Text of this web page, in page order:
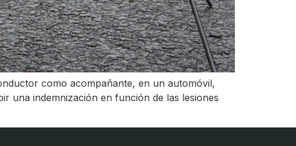
como acompañante, en un automóvil,
una indemnización en función de las lesiones